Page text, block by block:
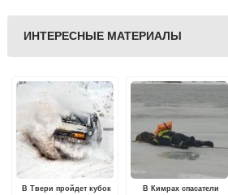
ИНТЕРЕСНЫЕ МАТЕРИАЛЫ
В Твери пройдет кубок
В Кимрах спасатели